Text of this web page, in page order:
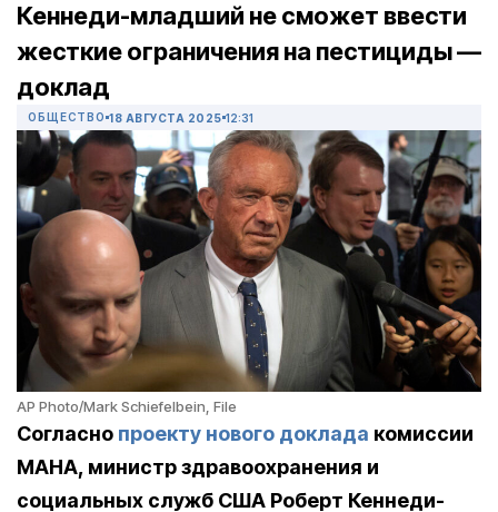
Кеннеди-младший не сможет ввести
жесткие ограничения на пестициды —
доклад
ОБЩЕСТВО 18 АВГУСТА 2025 12:31
AP Photo/Mark Schiefelbein, File
Согласно проекту нового доклада комиссии
MAHA, министр здравоохранения и
социальных служб США Роберт Кеннеди-